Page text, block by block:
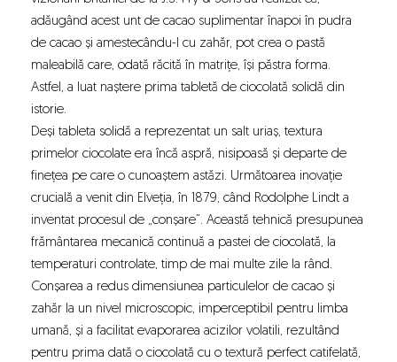
adăugând acest unt de cacao suplimentar înapoi în pudra
de cacao și amestecându-l cu zahăr, pot crea o pastă
maleabilă care, odată răcită în matrițe, își păstra forma.
Astfel, a luat naștere prima tabletă de ciocolată solidă din
istorie.
Deși tableta solidă a reprezentat un salt uriaș, textura
primelor ciocolate era încă aspră, nisipoasă și departe de
finețea pe care o cunoaștem astăzi. Următoarea inovație
crucială a venit din Elveția, în 1879, când Rodolphe Lindt a
inventat procesul de „conșare”. Această tehnică presupunea
frământarea mecanică continuă a pastei de ciocolată, la
temperaturi controlate, timp de mai multe zile la rând.
Conșarea a redus dimensiunea particulelor de cacao și
zahăr la un nivel microscopic, imperceptibil pentru limba
umană, și a facilitat evaporarea acizilor volatili, rezultând
pentru prima dată o ciocolată cu o textură perfect catifelată,